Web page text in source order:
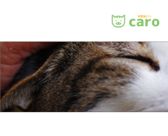
Menu
ホーム
料金